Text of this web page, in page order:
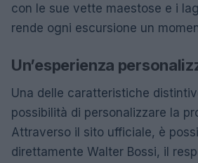
con le sue vette maestose e i
rende ogni escursione un
Un’esperienza
Una delle caratteristiche
possibilità di personalizzare la
Attraverso il sito ufficiale, è
direttamente Walter Bossi, il